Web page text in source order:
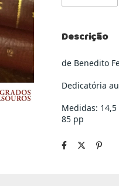
Descrição
de Benedito
Dedicatória
Medidas: 14,5
85 pp